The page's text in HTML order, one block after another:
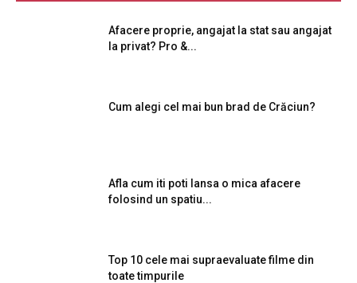
Afacere proprie, angajat la stat sau angajat
la privat? Pro &...
Cum alegi cel mai bun brad de Crăciun?
Afla cum iti poti lansa o mica afacere
folosind un spatiu...
Top 10 cele mai supraevaluate filme din
toate timpurile